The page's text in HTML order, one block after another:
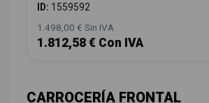
ID: 1559592
1.498,00 € Sin IVA
1.812,58 € Con IVA
CARROCERÍA FRONTAL